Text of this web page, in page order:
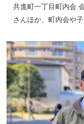
共進町一丁目町内会
さんほか、町内会や